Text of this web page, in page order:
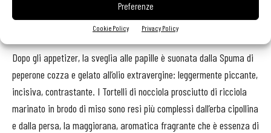
Preferenze
Cookie Policy Privacy Policy
menu degustazione (il 9 portate a 120 euro, il 6 portate a 90), il
Sapori di Liguria (quattro piatti a 65 euro), oppure per la carta.
Dopo gli appetizer, la sveglia alle papille è suonata dalla Spuma di
peperone cozza e gelato all’olio extravergine: leggermente piccante,
incisiva, contrastante. I Tortelli di nocciola prosciutto di ricciola
marinato in brodo di miso sono resi più complessi dall’erba cipollina
e dalla persa, la maggiorana, aromatica fragrante che è essenza di